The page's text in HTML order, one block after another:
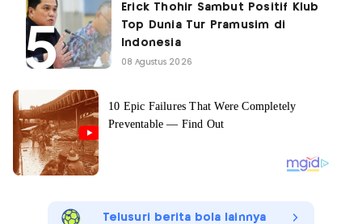
Erick Thohir Sambut Positif Klub
Top Dunia Tur Pramusim di
Indonesia
08 Agustus 2026
Telusuri berita bola lainnya